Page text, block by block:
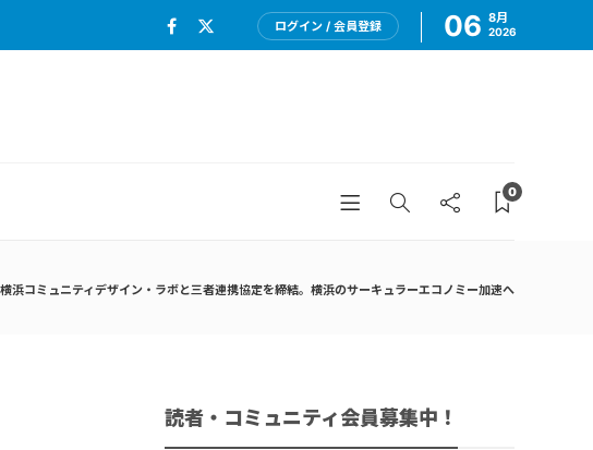
ログイン / 会員登録 06 8月
2026
0
コミュニティデザイン・ラボと三者連携協定を締結。横浜のサーキュラーエコノミー加速へ
読者・コミュニティ会員募集中！